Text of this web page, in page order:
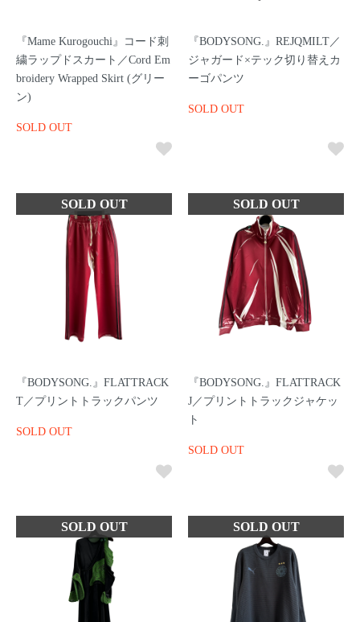
『Mame Kurogouchi』コード刺
繍ラップドスカート／Cord Em
broidery Wrapped Skirt (グリー
ン)
SOLD OUT
『BODYSONG.』REJQMILT／
ジャガード×テック切り替えカ
ーゴパンツ
SOLD OUT
『BODYSONG.』FLATTRACK
T／プリントトラックパンツ
SOLD OUT
『BODYSONG.』FLATTRACK
J／プリントトラックジャケッ
ト
SOLD OUT